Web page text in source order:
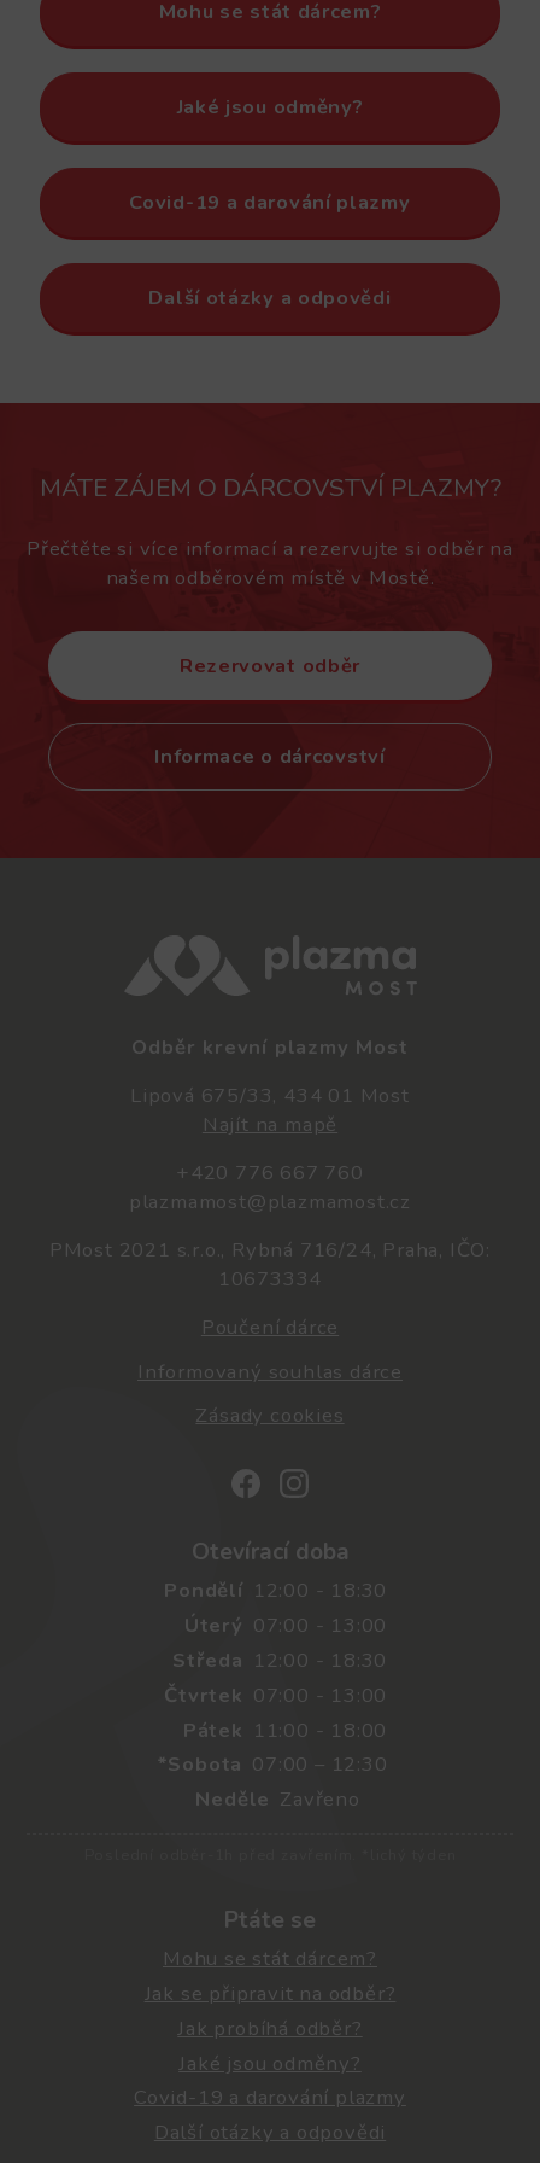
Mohu se stát dárcem?
Jaké jsou odměny?
Covid-19 a darování plazmy
Další otázky a odpovědi
MÁTE ZÁJEM O DÁRCOVSTVÍ PLAZMY?
Přečtěte si více informací a rezervujte si odběr na
našem odběrovém místě v Mostě.
Rezervovat odběr
Informace o dárcovství
Odběr krevní plazmy Most
Lipová 675/33, 434 01 Most
Najít na mapě
+420 776 667 760
plazmamost@plazmamost.cz
PMost 2021 s.r.o., Rybná 716/24, Praha, IČO:
10673334
Poučení dárce
Informovaný souhlas dárce
Zásady cookies
Otevírací doba
Pondělí 12:00 - 18:30
Úterý 07:00 - 13:00
Středa 12:00 - 18:30
Čtvrtek 07:00 - 13:00
Pátek 11:00 - 18:00
*Sobota 07:00 – 12:30
Neděle Zavřeno
Ptáte se
Mohu se stát dárcem?
Jak se připravit na odběr?
Jak probíhá odběr?
Jaké jsou odměny?
Covid-19 a darování plazmy
Další otázky a odpovědi